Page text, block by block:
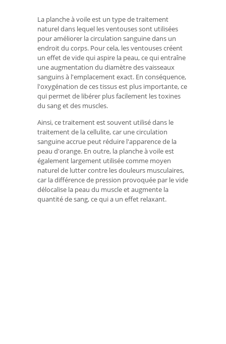
La planche à voile est un type de traitement
naturel dans lequel les ventouses sont utilisées
pour améliorer la circulation sanguine dans un
endroit du corps. Pour cela, les ventouses créent
un effet de vide qui aspire la peau, ce qui entraîne
une augmentation du diamètre des vaisseaux
sanguins à l'emplacement exact. En conséquence,
l'oxygénation de ces tissus est plus importante, ce
qui permet de libérer plus facilement les toxines
du sang et des muscles.
Ainsi, ce traitement est souvent utilisé dans le
traitement de la cellulite, car une circulation
sanguine accrue peut réduire l'apparence de la
peau d'orange. En outre, la planche à voile est
également largement utilisée comme moyen
naturel de lutter contre les douleurs musculaires,
car la différence de pression provoquée par le vide
délocalise la peau du muscle et augmente la
quantité de sang, ce qui a un effet relaxant.